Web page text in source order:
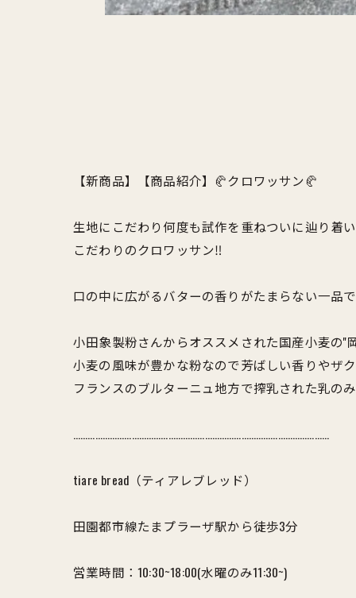
【新商品】【商品紹介】🥐クロワッサン🥐
生地にこだわり何度も試作を重ねついに辿り着
こだわりのクロワッサン‼️
口の中に広がるバターの香りがたまらない一品
小田象製粉さんからオススメされた国産小麦の''
小麦の風味が豊かな粉なので芳ばしい香りやザ
フランスのブルターニュ地方で搾乳された乳の
……………………………………………………………………………………………
tiare bread（ティアレブレッド）
田園都市線たまプラーザ駅から徒歩3分
営業時間：10:30~18:00(水曜のみ11:30~)